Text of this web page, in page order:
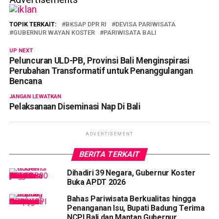
TOPIK TERKAIT: BKSAP DPR RI
DEVISA PARIWISATA
GUBERNUR WAYAN KOSTER
PARIWISATA BALI
UP NEXT
Peluncuran ULD-PB, Provinsi Bali Menginspirasi
Perubahan Transformatif untuk Penanggulangan
Bencana
JANGAN LEWATKAN
Pelaksanaan Diseminasi Nap Di Bali
ADVERTISEMENT
BERITA TERKAIT
Dihadiri 39 Negara, Gubernur Koster
Buka APDT 2026
Bahas Pariwisata Berkualitas hingga
Penanganan Isu, Bupati Badung Terima